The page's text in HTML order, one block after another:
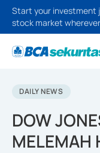
Start your investment
stock market
DAILY NEWS
DOW
MELEMAH